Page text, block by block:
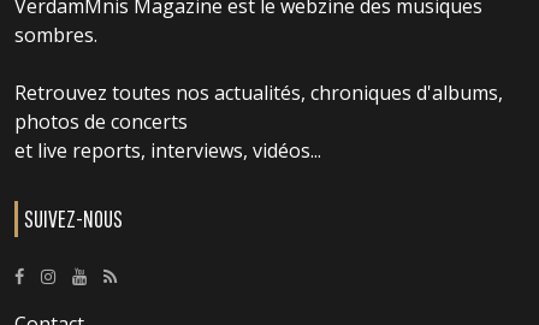
VerdamMnis Magazine est le webzine des musiques
sombres.
Retrouvez toutes nos actualités, chroniques d'albums,
photos de concerts
et live reports, interviews, vidéos...
SUIVEZ-NOUS